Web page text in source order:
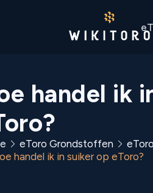
handel ik
eToro Grondstoffen
handel ik in suiker op eToro?